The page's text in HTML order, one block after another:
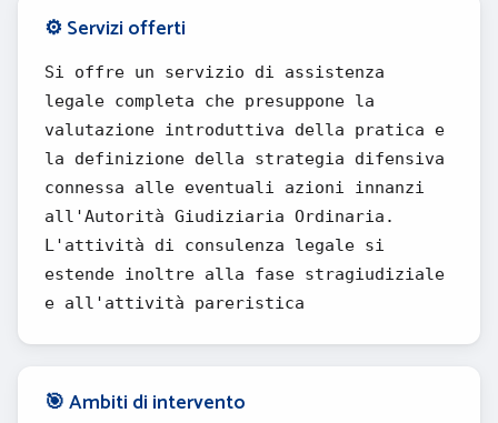
⚙️ Servizi offerti
Si offre un servizio di assistenza
legale completa che presuppone la
valutazione introduttiva della pratica e
la definizione della strategia difensiva
connessa alle eventuali azioni innanzi
all'Autorità Giudiziaria Ordinaria.
L'attività di consulenza legale si
estende inoltre alla fase stragiudiziale
e all'attività pareristica
🎯 Ambiti di intervento